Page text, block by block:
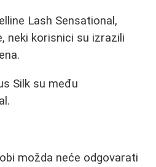
Lash Sensational,
neki korisnici su izrazili
Silk su među
možda neće odgovarati